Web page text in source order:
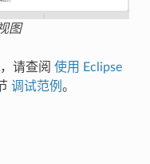
图
请查阅 使用 Eclipse
调试范例 。